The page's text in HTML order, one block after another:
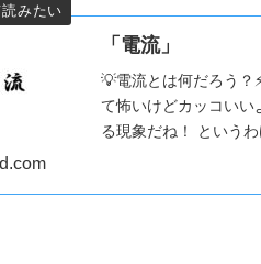
「電流」
💡電流とは何だろう？
て怖いけどカッコい
る現象だね！ という